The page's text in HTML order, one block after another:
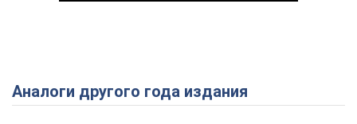
Play Video
Аналоги другого года издания